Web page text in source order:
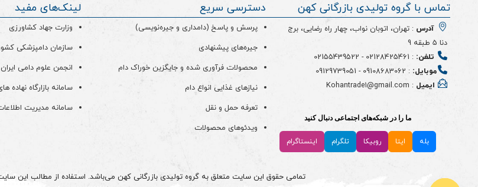
تماس با گروه تولیدی بازرگانی کهن
آدرس : تهران، اتوبان نواب، چهار راه رضایی، برج
دنا 5 طبقه 9
تلفن: :
02128425461
-
02155439522
موبایل: :
09108683062
-
09129739051
ایمیل : Kohantrade1@gmail.com
ما را در شبکه‌های اجتماعی دنبال کنید
بله ایتا روبیکا تلگرام اینستاگرام
دسترسی سریع
پرسش و پاسخ (دامداری و جیره‌نویسی)
جیره‌های پیشنهادی
محصولات فرآوری شده و جایگزین خوراک دام
نیازهای غذایی انواع دام
تعرفه حمل و نقل
ویدئو‌های محصولات
لینک‌های مفید
وزارت جهاد کشاورزی
سازمان دامپزشکی
انجمن علوم دامی ایران
سامانه بازارگاه نهاده
سامانه مدیریت
تمامی حقوق این سایت متعلق به گروه تولیدی بازرگانی کهن می‌باشد. استفاده از مطالب این